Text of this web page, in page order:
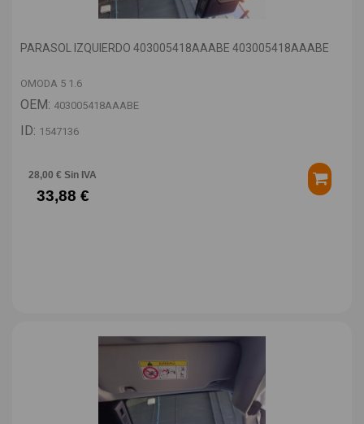
PARASOL IZQUIERDO 403005418AAABE 403005418AAABE
OMODA 5 1.6
OEM: 403005418AAABE
ID: 1547136
28,00 € Sin IVA
33,88 €